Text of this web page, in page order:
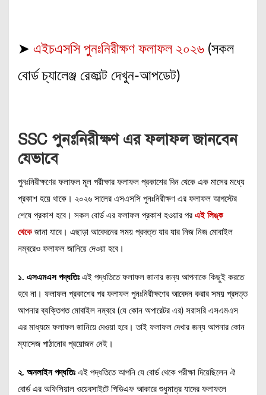
➤ এইচএসসি পুনঃনিরীক্ষণ ফলাফল ২০২৬ (সকল
বোর্ড চ্যালেঞ্জ রেজাল্ট দেখুন-আপডেট)
SSC পুনঃনিরীক্ষণ এর ফলাফল জানবেন
যেভাবে
পুনঃনিরীক্ষণের ফলাফল মূল পরীক্ষার ফলাফল প্রকাশের দিন থেকে এক মাসের মধ্যে
প্রকাশ হয়ে থাকে। ২০২৬ সালের এসএসসি পুনঃনিরীক্ষণ এর ফলাফল আগস্টের
শেষে প্রকাশ হবে। সকল বোর্ড এর ফলাফল প্রকাশ হওয়ার পর এই লিঙ্ক
থেকেজানা যাবে। এছাড়া আবেদনের সময় প্রদত্ত যার যার নিজ নিজ মোবাইল
নম্বরেও ফলাফল জানিয়ে দেওয়া হবে।
১. এসএমএস পদ্ধতিঃ এই পদ্ধতিতে ফলাফল জানার জন্য আপনাকে কিছুই করতে
হবে না। ফলাফল প্রকাশের পর ফলাফল পুনঃনিরীক্ষণের আবেদন করার সময় প্রদত্ত
আপনার ব্যক্তিগত মোবাইল নম্বরে (যে কোন অপারেটর এর) সরাসরি এসএমএস
এর মাধ্যমে ফলাফল জানিয়ে দেওয়া হবে। তাই ফলাফল দেখার জন্য আপনার কোন
ম্যাসেজ পাঠানোর প্রয়োজন নেই।
২. অনলাইন পদ্ধতিঃ এই পদ্ধতিতে আপনি যে বোর্ড থেকে পরীক্ষা দিয়েছিলেন ঐ
বোর্ড এর অফিসিয়াল ওয়েবসাইটে পিডিএফ আকারে শুধুমাত্র যাদের ফলাফলে